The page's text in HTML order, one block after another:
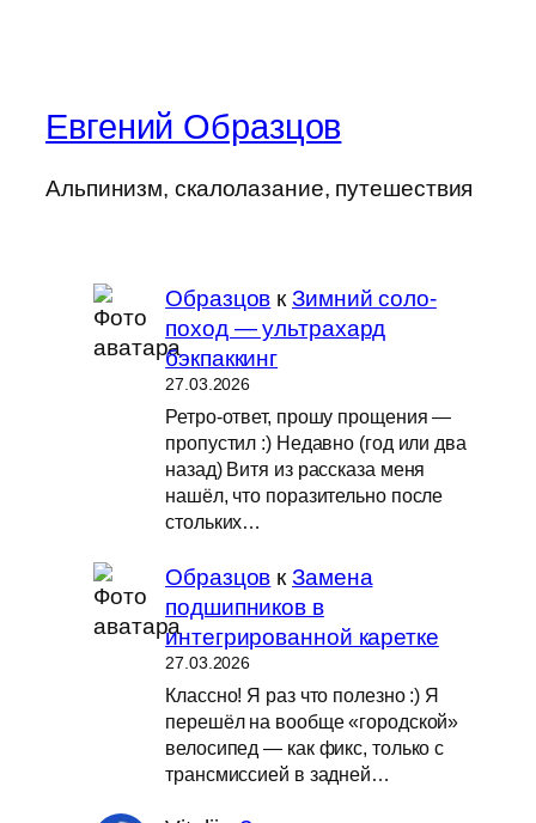
Евгений Образцов
Альпинизм, скалолазание, путешествия
Образцов кЗимний соло-
поход — ультрахард
бэкпаккинг
27.03.2026
Ретро-ответ, прошу прощения —
пропустил :) Недавно (год или два
назад) Витя из рассказа меня
нашёл, что поразительно после
стольких…
Образцов кЗамена
подшипников в
интегрированной каретке
27.03.2026
Классно! Я раз что полезно :) Я
перешёл на вообще «городской»
велосипед — как фикс, только с
трансмиссией в задней…